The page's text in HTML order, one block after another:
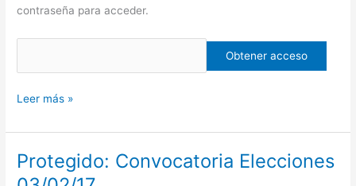
contraseña para acceder.
Leer más »
Protegido: Convocatoria Elecciones
Protegido:
Convocatoria